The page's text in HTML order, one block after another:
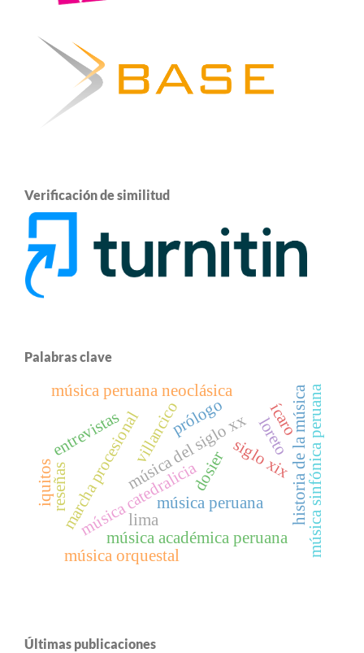
Verificación de similitud
Palabras clave
villancico siglo xix
música peruana
música catedralicia
música peruana neoclásica historia de la música
marcha procesionallima
música del siglo xx música sinfónica peruana
música académica peruana
dosier
entrevistas
reseñas
iquitos
música orquestal
loreto
ícaro
prólogo
Últimas publicaciones